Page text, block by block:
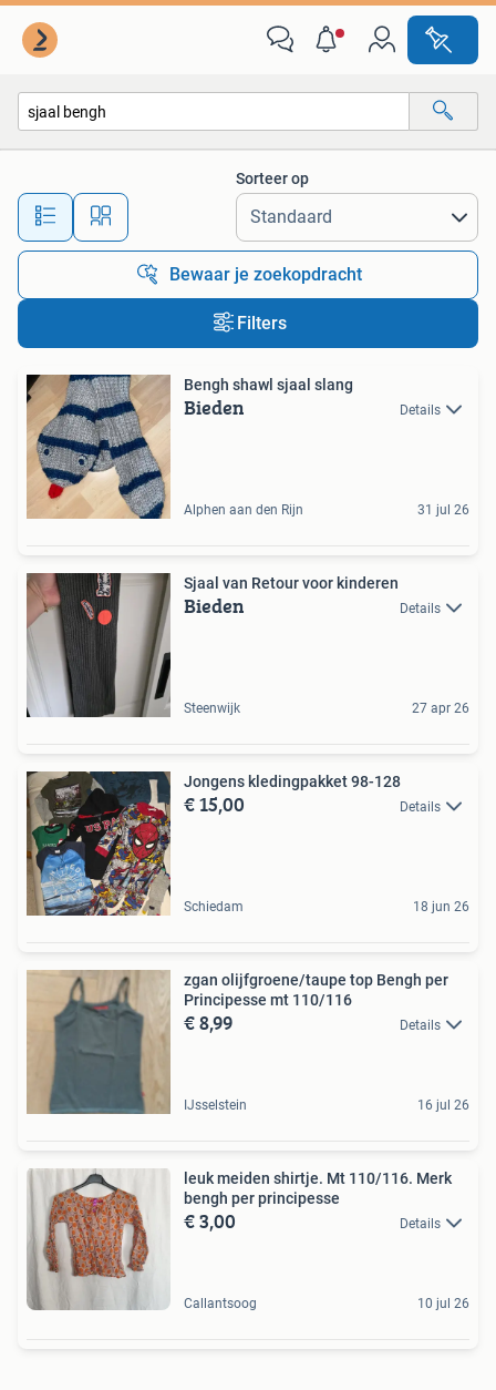
Alle afstanden…
Sorteer op
Bewaar je zoekopdracht
Filters
Bengh shawl sjaal slang
Bieden Details
Alphen aan den Rijn 31 jul 26
Sjaal van Retour voor kinderen
Bieden Details
Steenwijk 27 apr 26
Jongens kledingpakket 98-128
€ 15,00 Details
Schiedam 18 jun 26
zgan olijfgroene/taupe top Bengh per
Principesse mt 110/116
€ 8,99 Details
IJsselstein 16 jul 26
leuk meiden shirtje. Mt 110/116. Merk
bengh per principesse
€ 3,00 Details
Callantsoog 10 jul 26